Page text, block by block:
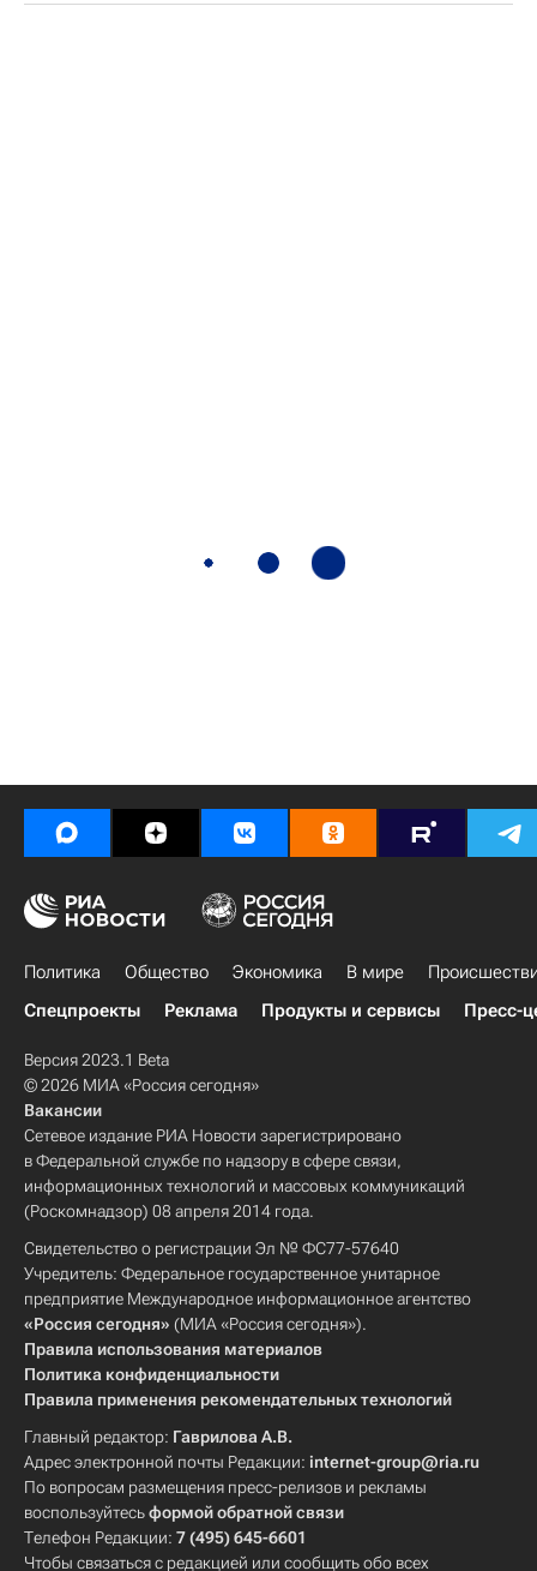
Политика Общество Экономика В мире
Спецпроекты
Реклама Продукты и сервисы Пресс-
Версия 2023.1 Beta
© 2026 МИА «Россия сегодня»
Вакансии
Сетевое издание РИА Новости зарегистрировано
в Федеральной службе по надзору в сфере связи,
информационных технологий и массовых коммуникаций
(Роскомнадзор) 08 апреля 2014 года.
Свидетельство о регистрации Эл № ФС77-57640
Учредитель: Федеральное государственное унитарное
предприятие Международное информационное агентство
«Россия сегодня» (МИА «Россия сегодня»).
Правила использования материалов
Политика конфиденциальности
Правила применения рекомендательных технологий
Главный редактор: Гаврилова А.В.
Адрес электронной почты Редакции: internet-group@ria.ru
По вопросам размещения пресс-релизов и рекламы
воспользуйтесьформой обратной связи
Телефон Редакции: 7 (495) 645-6601
Чтобы связаться с редакцией или сообщить обо всех